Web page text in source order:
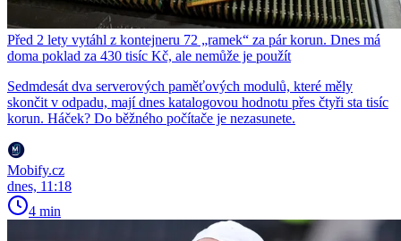
Před 2 lety vytáhl z kontejneru 72 „ramek“ za pár korun. Dnes má
doma poklad za 430 tisíc Kč, ale nemůže je použít
Sedmdesát dva serverových paměťových modulů, které měly
skončit v odpadu, mají dnes katalogovou hodnotu přes čtyři sta tisíc
korun. Háček? Do běžného počítače je nezasunete.
Mobify.cz
dnes, 11:18
4 min